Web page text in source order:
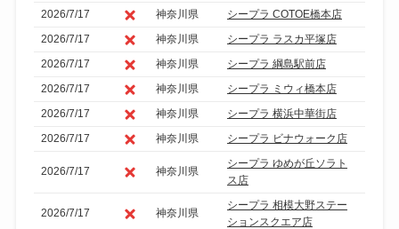
2026/7/17
神奈川県
シープラ COTOE橋本店
2026/7/17
神奈川県
シープラ ラスカ平塚店
2026/7/17
神奈川県
シープラ 綱島駅前店
2026/7/17
神奈川県
シープラ ミウィ橋本店
2026/7/17
神奈川県
シープラ 横浜中華街店
2026/7/17
神奈川県 シープラ ビナウォーク店
2026/7/17 神奈川県
シープラ ゆめが丘ソラト
ス店
2026/7/17 神奈川県
シープラ 相模大野ステー
ションスクエア店